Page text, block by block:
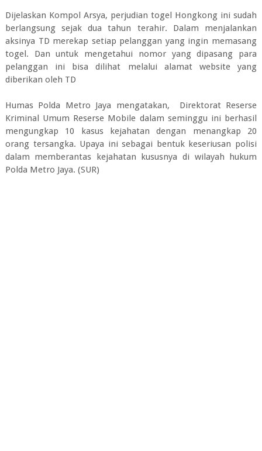
Dijelaskan Kompol Arsya, perjudian togel Hongkong ini sudah
berlangsung sejak dua tahun terahir. Dalam menjalankan
aksinya TD merekap setiap pelanggan yang ingin memasang
togel. Dan untuk mengetahui nomor yang dipasang para
pelanggan ini bisa dilihat melalui alamat website yang
diberikan oleh TD
Humas Polda Metro Jaya mengatakan, Direktorat Reserse
Kriminal Umum Reserse Mobile dalam seminggu ini berhasil
mengungkap 10 kasus kejahatan dengan menangkap 20
orang tersangka. Upaya ini sebagai bentuk keseriusan polisi
dalam memberantas kejahatan kususnya di wilayah hukum
Polda Metro Jaya. (SUR)